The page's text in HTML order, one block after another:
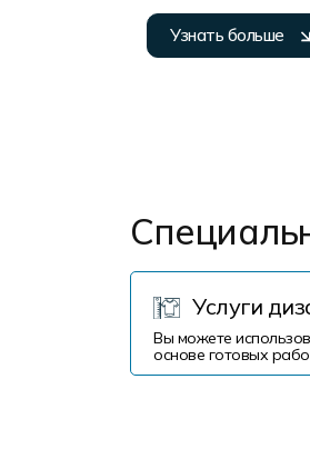
Узнать больше
Услуги
Вы можете
основе готовых